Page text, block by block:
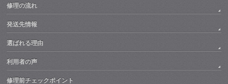
修理の流れ
発送先情報
選ばれる理由
利用者の声
修理前チェックポイント